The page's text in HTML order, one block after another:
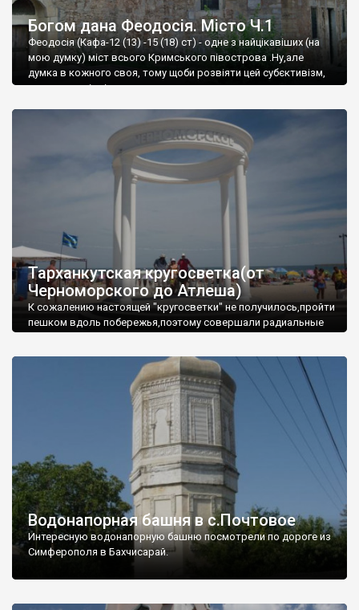
Богом дана Феодосія. Місто Ч.1
Феодосія (Кафа-12 (13) -15 (18) ст) - одне з найцікавіших (на
мою думку) міст всього Кримського півострова .Ну,але
думка в кожного своя, тому щоби розвіяти цей субєктивізм,
запрошую відвідати це
Тарханкутская кругосветка(от
Черноморского до Атлеша)
К сожалению настоящей "кругосветки" не получилось,пройти
пешком вдоль побережья,поэтому совершали радиальные
Водонапорная башня в с.Почтовое
Интересную водонапорную башню посмотрели по дороге из
Симферополя в Бахчисарай.